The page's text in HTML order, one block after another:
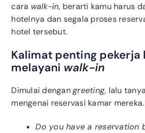
cara walk-in, berarti kamu harus
hotelnya dan segala proses
hotel tersebut.
Kalimat penting pekerja
melayani walk-in
Dimulai dengangreeting, lalu
mengenai reservasi kamar mereka.
Do you have a reservation